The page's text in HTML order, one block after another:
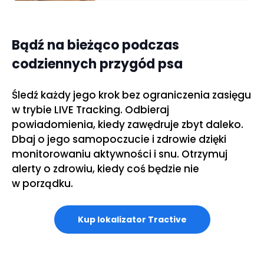
Bądź na bieżąco podczas
codziennych przygód psa
Śledź każdy jego krok bez ograniczenia zasięgu
w trybie LIVE Tracking. Odbieraj
powiadomienia, kiedy zawędruje zbyt daleko.
Dbaj o jego samopoczucie i zdrowie dzięki
monitorowaniu aktywności i snu. Otrzymuj
alerty o zdrowiu, kiedy coś będzie nie
w porządku.
Kup lokalizator Tractive